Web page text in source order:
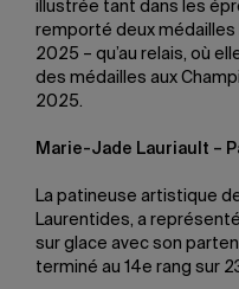
illustrée tant dans les
remporté deux médailles
2025 – qu’au relais, où
des médailles aux
2025.
Marie-Jade Lauriault –
La patineuse artistique
Laurentides, a
sur glace avec son
terminé au 14e rang sur